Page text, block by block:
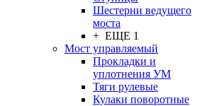
Шестерни ведущего
моста
+ ЕЩЕ 1
Мост управляемый
Прокладки и
уплотнения УМ
Тяги рулевые
Кулаки поворотные